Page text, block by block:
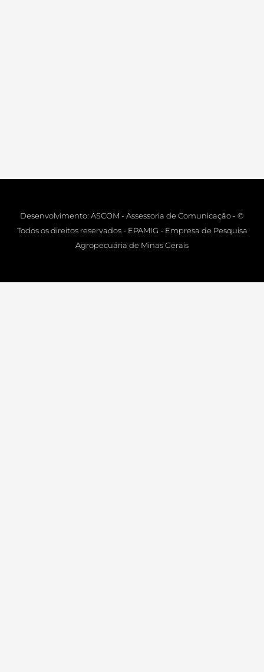
Desenvolvimento: ASCOM - Assessoria de Comunicação - ©
Todos os direitos reservados - EPAMIG - Empresa de Pesquisa
Agropecuária de Minas Gerais